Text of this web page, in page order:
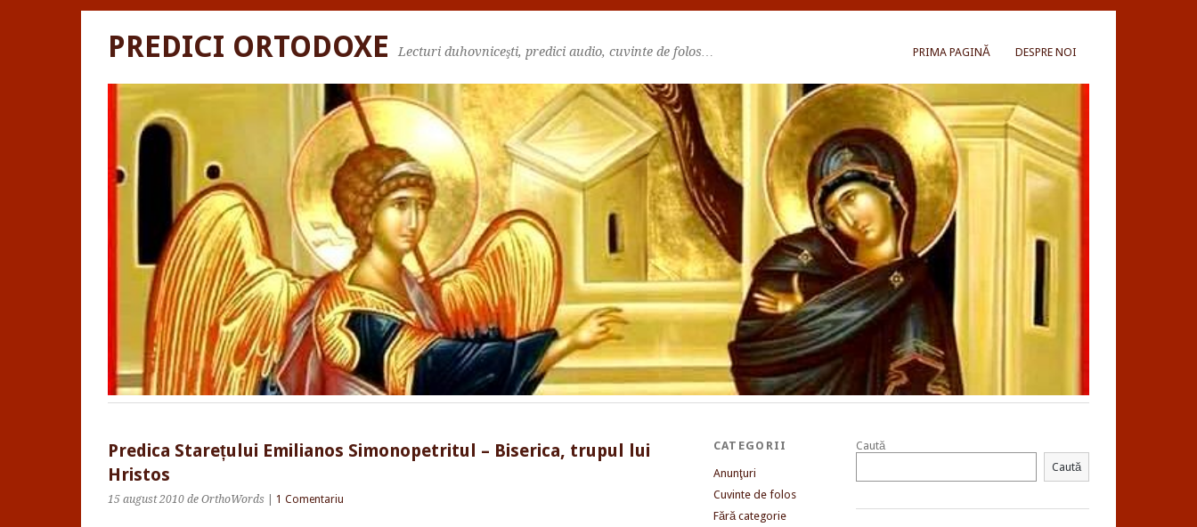
PRIMA PAGINĂ DESPRE NOI
PREDICI ORTODOXE Lecturi duhovniceşti, predici audio, cuvinte de folos…
Predica Starețului Emilianos Simonopetritul – Biserica, trupul lui
Hristos
15 august 2010 de OrthoWords 1 Comentariu
CATEGORII
Anunţuri
Cuvinte de folos
Fără categorie
Caută
Caută